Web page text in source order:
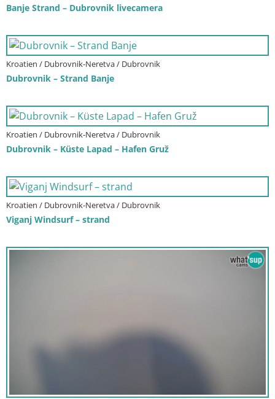
Banje Strand – Dubrovnik livecamera
Kroatien / Dubrovnik-Neretva / Dubrovnik
Dubrovnik – Strand Banje
Kroatien / Dubrovnik-Neretva / Dubrovnik
Dubrovnik – Küste Lapad – Hafen Gruž
Kroatien / Dubrovnik-Neretva / Dubrovnik
Viganj Windsurf – strand